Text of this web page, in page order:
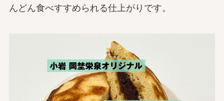
んどん食べすすめられる仕上がりです。